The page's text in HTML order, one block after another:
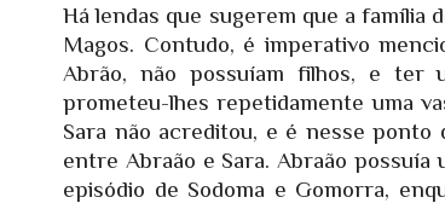
Há lendas que sugerem que a família
Magos. Contudo, é imperativo
Abrão, não possuíam filhos, e ter
prometeu-lhes repetidamente uma
Sara não acreditou, e é nesse ponto
entre Abraão e Sara. Abraão
episódio de Sodoma e Gomorra,